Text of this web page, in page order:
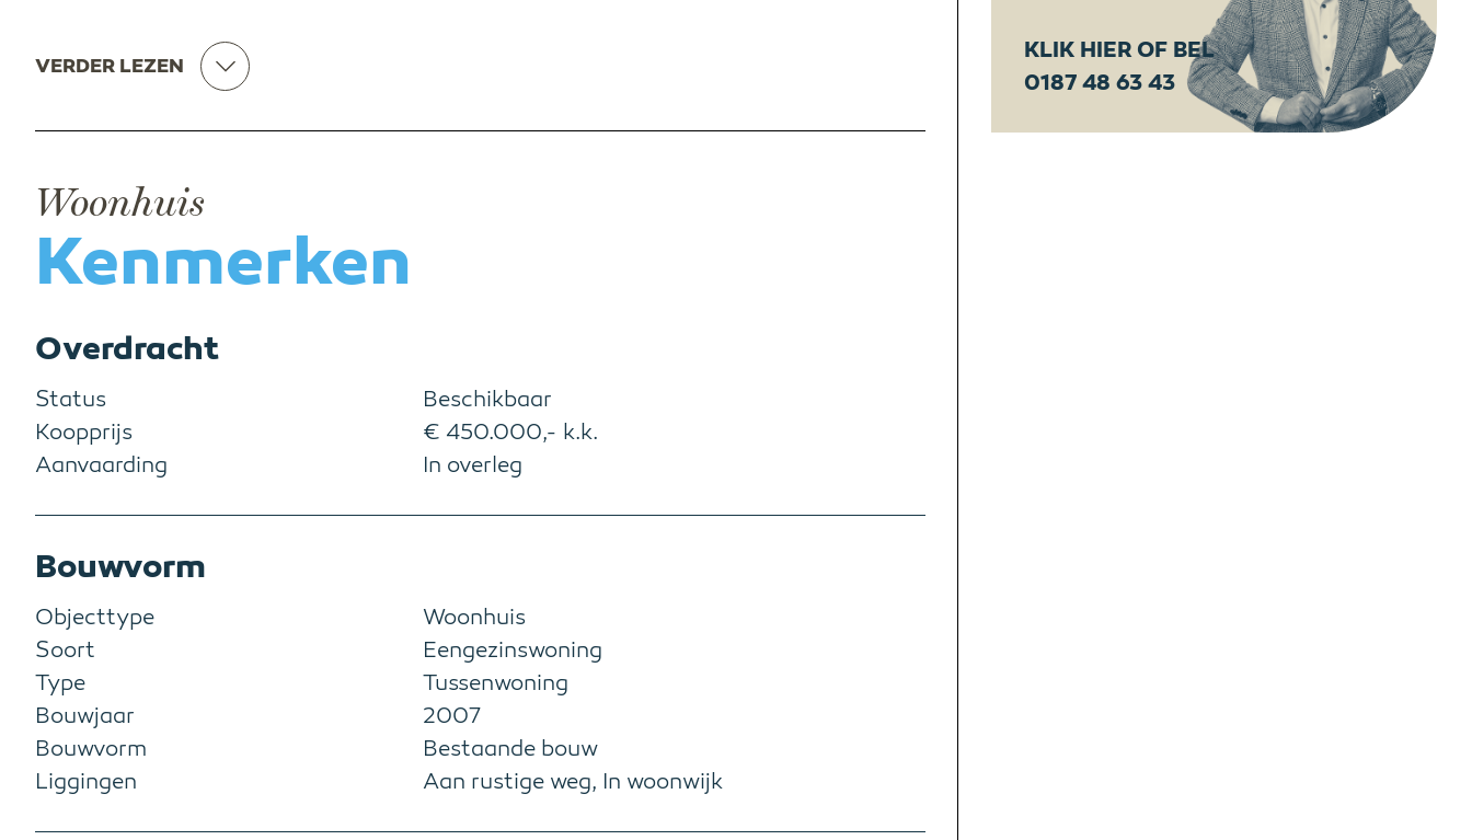
VERDER LEZEN
Woonhuis
Kenmerken
Overdracht
Status
Beschikbaar
Koopprijs
€ 450.000,- k.k.
Aanvaarding
In overleg
Bouwvorm
Objecttype
Woonhuis
Soort
Eengezinswoning
Type
Tussenwoning
Bouwjaar
2007
Bouwvorm
Bestaande bouw
Liggingen
Aan rustige weg, In woonwijk
KLIK HIER OF BEL
0187 48 63 43